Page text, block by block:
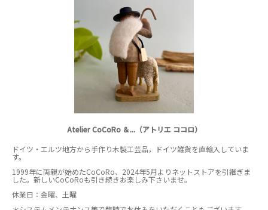
Atelier CoCoRo ＆...（アトリエ ココロ）
ドイツ・エルツ地方から手作り木製工芸品，ドイツ雑貨を直輸入していま
す。
1999年に両親が始めたCoCoRo、2024年5月よりネットストアを引継ぎま
した。新しいCoCoRoも引き続きお楽しみ下さいませ。
休業日：金曜、土曜